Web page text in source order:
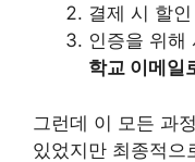
결제 시 할
인증을 위해
학교 이메일
그런데 이 모든 과
있었지만 최종적으